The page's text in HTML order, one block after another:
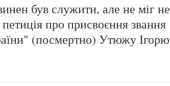
був служити, але не міг не
про присвоєння звання
(посмертно) Утюжу Ігорю